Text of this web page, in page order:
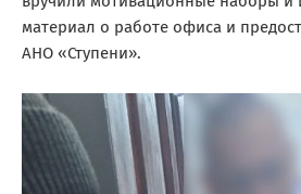
материал о работе офиса и
АНО «Ступени».